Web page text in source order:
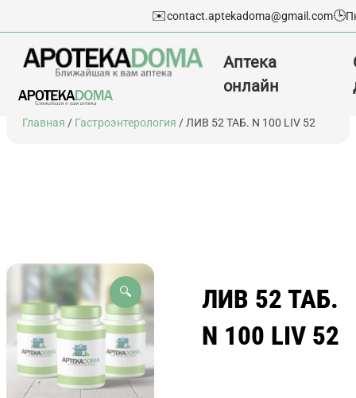
Перейти
✉️contact.aptekadoma@gmail.com🕒
Аптека
онлайн
Главная / Гастроэнтерология / ЛИВ 52 ТАБ. N 100 LIV 52
🔍
ЛИВ 52 ТАБ.
N 100 LIV 52